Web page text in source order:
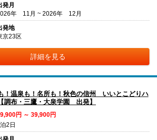
発月
年 11月 ~ 2026年 12月
発地
京23区
詳細を見る
！温泉も！名所も！秋色の信州 いいとこどりハ
布・三鷹・大泉学園 出発】
円 ～ 39,900円
2日